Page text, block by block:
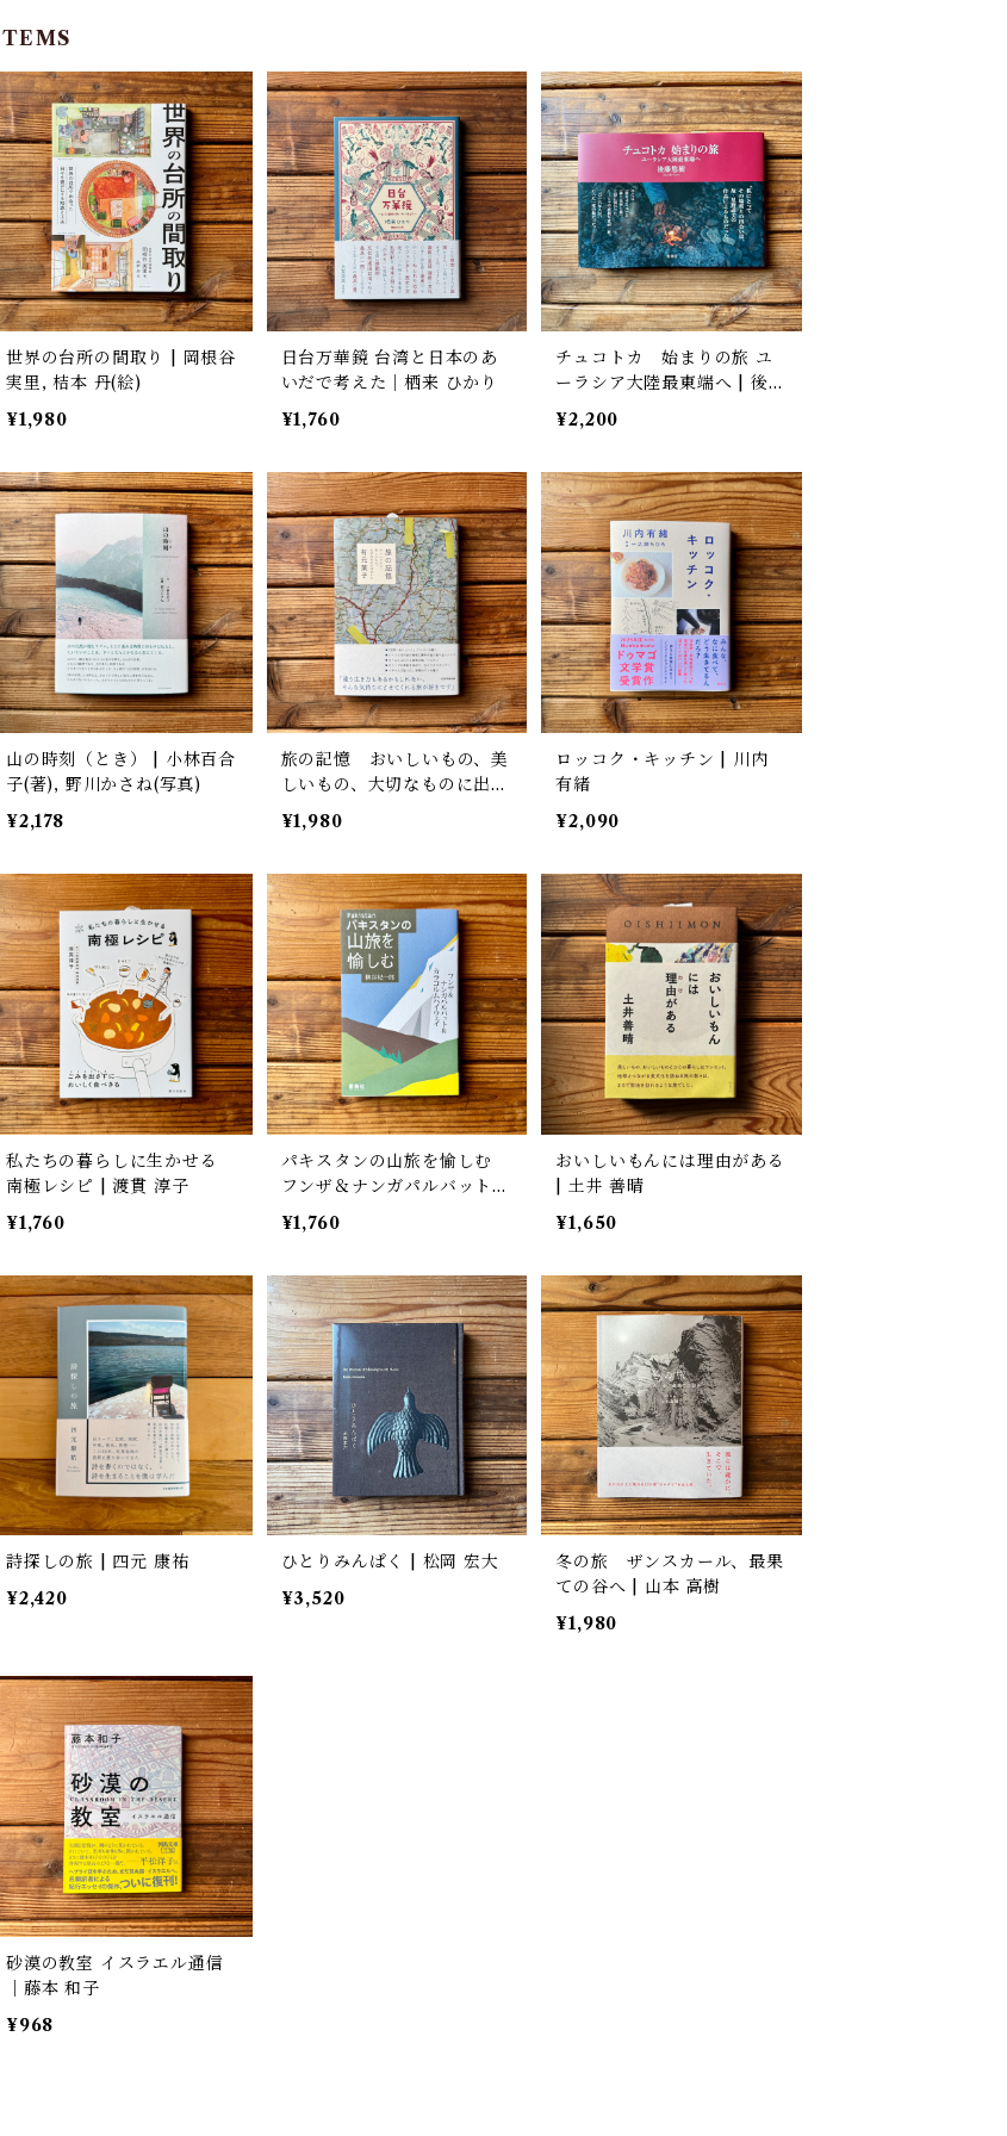
世界の台所の間取り | 岡根谷
実里, 桔本 丹(絵)
¥1,980
日台万華鏡 台湾と日本のあ
いだで考えた｜栖来 ひかり
¥1,760
チュコトカ 始まりの旅 ユ
ーラシア大陸最東端へ | 後藤
悠樹
¥2,200
山の時刻（とき） | 小林百合
子(著), 野川かさね(写真)
¥2,178
旅の記憶 おいしいもの、美
しいもの、大切なものに出会
いに | 有元 葉子
¥1,980
ロッコク・キッチン | 川内
有緒
¥2,090
私たちの暮らしに生かせる
南極レシピ | 渡貫 淳子
¥1,760
パキスタンの山旅を愉しむ
フンザ＆ナンガパルバット＆
カラコルムハイウェイ | 柳谷
杞一郎
¥1,760
おいしいもんには理由がある
| 土井 善晴
¥1,650
詩探しの旅 | 四元 康祐
¥2,420
ひとりみんぱく | 松岡 宏大
¥3,520
冬の旅 ザンスカール、最果
ての谷へ | 山本 高樹
¥1,980
砂漠の教室 イスラエル通信
｜藤本 和子
¥968